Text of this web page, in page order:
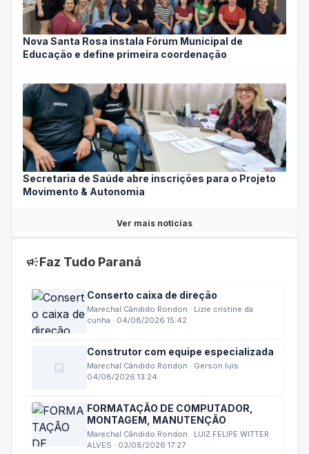
Nova Santa Rosa instala Fórum Municipal de
Educação e define primeira coordenação
Secretaria de Saúde abre inscrições para o Projeto
Movimento & Autonomia
Ver mais notícias
campaignFaz Tudo Paraná
Conserto caixa de direção
Marechal Cândido Rondon · Lizie cristine da
cunha · 04/08/2026 15:42
image
Construtor com equipe especializada
Marechal Cândido Rondon · Gerson luis ·
04/08/2026 13:24
FORMATAÇÃO DE COMPUTADOR,
MONTAGEM, MANUTENÇÃO
Marechal Cândido Rondon · LUIZ FELIPE WITTER
ALVES · 03/08/2026 17:27